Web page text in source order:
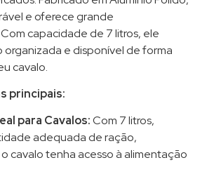
e oferece grande
capacidade de 7 litros, ele
organizada e disponível de forma
cavalo.
principais:
para Cavalos:Com 7 litros,
adequada de ração,
cavalo tenha acesso à alimentação